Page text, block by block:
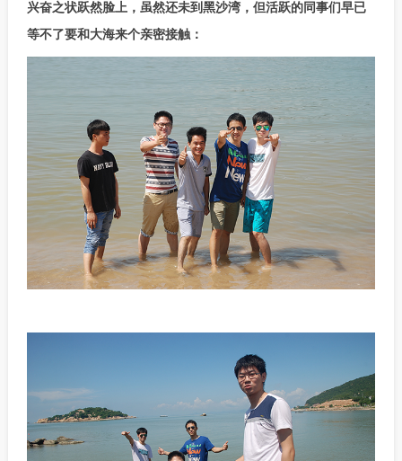
兴奋之状跃然脸上，虽然还未到黑沙湾，但活跃的同事们早已
等不了要和大海来个亲密接触：